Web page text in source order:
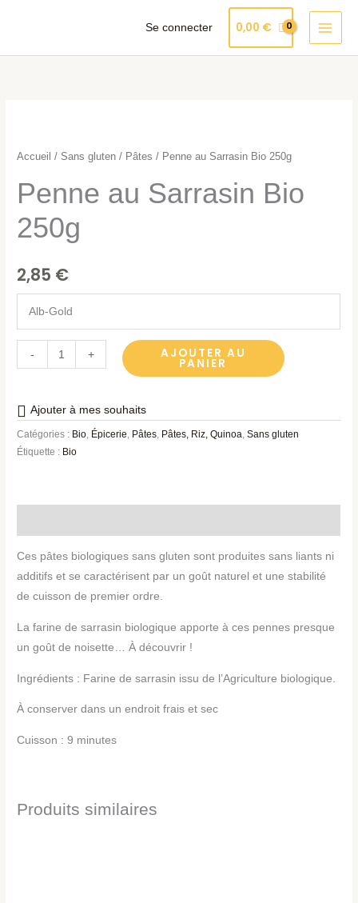
Se connecter 0,00 €
Accueil / Sans gluten / Pâtes / Penne au Sarrasin Bio 250g
Penne au Sarrasin Bio
250g
2,85 €
Alb-Gold
-
Penne
Sarrasin
Bio
250g
+ AJOUTER AU
PANIER
Ajouter à mes souhaits
Catégories : Bio, Épicerie, Pâtes, Pâtes, Riz, Quinoa,Sans gluten
Étiquette : Bio
Ces pâtes biologiques sans gluten sont produites sans liants ni
additifs et se caractérisent par un goût naturel et une stabilité
de cuisson de premier ordre.
La farine de sarrasin biologique apporte à ces pennes presque
un goût de noisette… À découvrir !
Ingrédients : Farine de sarrasin issu de l’Agriculture biologique.
À conserver dans un endroit frais et sec
Cuisson : 9 minutes
Produits similaires